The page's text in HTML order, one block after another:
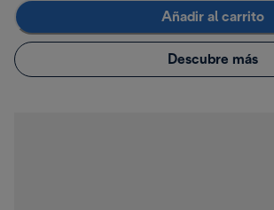
Añadir al carrito
Descubre más